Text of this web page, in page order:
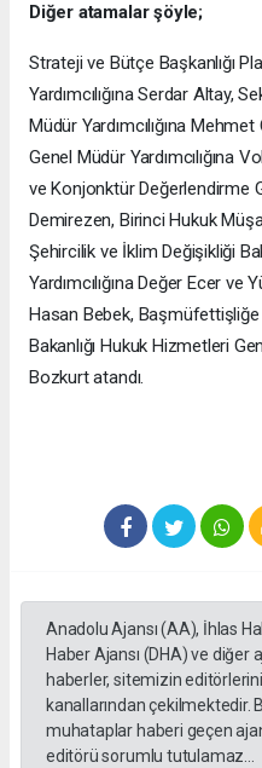
Diğer atamalar şöyle;
Strateji ve Bütçe Başkanlığı
Yardımcılığına Serdar Altay,
Müdür Yardımcılığına
Genel Müdür Yardımcılığına
ve Konjonktür Değerlendirme
Demirezen, Birinci Hukuk
Şehircilik ve İklim Değişikliği
Yardımcılığına Değer Ecer ve
Hasan Bebek, Başmüfettişliğe
Bakanlığı Hukuk Hizmetleri
Bozkurt atandı.
Anadolu Ajansı (AA), İhlas
Haber Ajansı (DHA) ve
haberler, sitemizin
kanallarından çekilmektedir.
muhataplar haberi geçen
editörü sorumlu tutulamaz...